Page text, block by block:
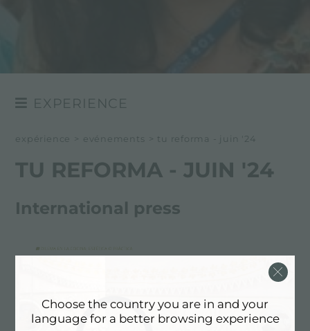
EXPERIENCE
expérience > evénements > tu reforma - juin '24
TU REFORMA - JUIN '24
International press
Choose the country you are in and your
language for a better browsing experience